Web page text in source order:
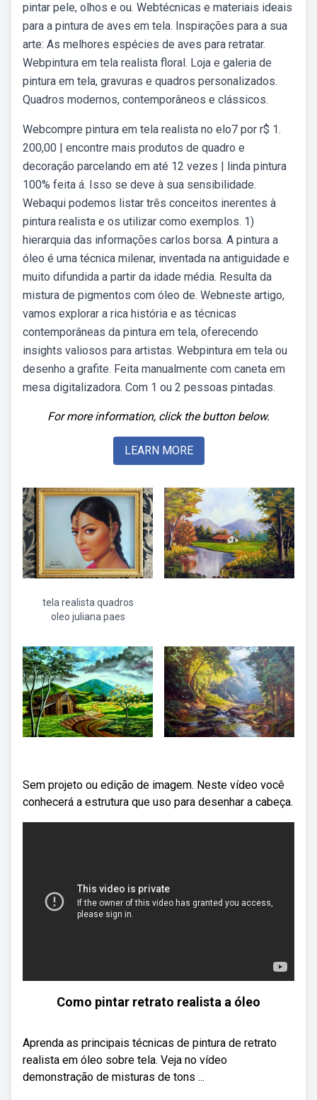
pintar pele, olhos e ou. Webtécnicas e materiais ideais
para a pintura de aves em tela. Inspirações para a sua
arte: As melhores espécies de aves para retratar.
Webpintura em tela realista floral. Loja e galeria de
pintura em tela, gravuras e quadros personalizados.
Quadros modernos, contemporâneos e clássicos.
Webcompre pintura em tela realista no elo7 por r$ 1.
200,00 | encontre mais produtos de quadro e
decoração parcelando em até 12 vezes | linda pintura
100% feita á. Isso se deve à sua sensibilidade.
Webaqui podemos listar três conceitos inerentes à
pintura realista e os utilizar como exemplos. 1)
hierarquia das informações carlos borsa. A pintura a
óleo é uma técnica milenar, inventada na antiguidade e
muito difundida a partir da idade média. Resulta da
mistura de pigmentos com óleo de. Webneste artigo,
vamos explorar a rica história e as técnicas
contemporâneas da pintura em tela, oferecendo
insights valiosos para artistas. Webpintura em tela ou
desenho a grafite. Feita manualmente com caneta em
mesa digitalizadora. Com 1 ou 2 pessoas pintadas.
For more information, click the button below.
LEARN MORE
tela realista quadros
oleo juliana paes
Sem projeto ou edição de imagem. Neste vídeo você
conhecerá a estrutura que uso para desenhar a cabeça.
Como pintar retrato realista a óleo
Aprenda as principais técnicas de pintura de retrato
realista em óleo sobre tela. Veja no vídeo
demonstração de misturas de tons ...